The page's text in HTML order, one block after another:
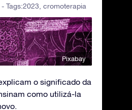
Tags:2023, cromoterapia
Pixabay
o significado da
como utilizá-la